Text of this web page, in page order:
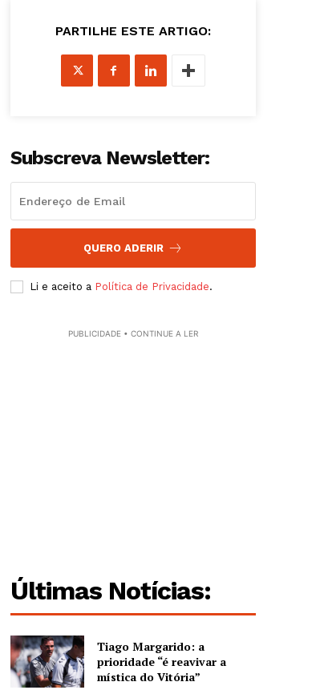
PARTILHE ESTE ARTIGO:
Subscreva Newsletter:
QUERO ADERIR
Li e aceito a Política de Privacidade.
PUBLICIDADE • CONTINUE A LER
Últimas Notícias:
Tiago Margarido: a
prioridade “é reavivar a
mística do Vitória”